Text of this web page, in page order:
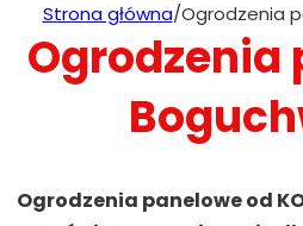
Strona główna/Ogrodzenia
Ogrodzenia
Ogrodzenia panelowe od